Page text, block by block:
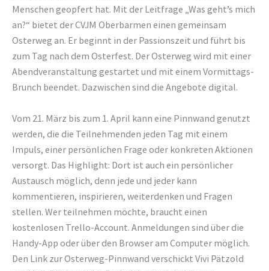
Menschen geopfert hat. Mit der Leitfrage „Was geht’s mich
an?“ bietet der CVJM Oberbarmen einen gemeinsam
Osterweg an. Er beginnt in der Passionszeit und führt bis
zum Tag nach dem Osterfest. Der Osterweg wird mit einer
Abendveranstaltung gestartet und mit einem Vormittags-
Brunch beendet. Dazwischen sind die Angebote digital.
Vom 21. März bis zum 1. April kann eine Pinnwand genutzt
werden, die die Teilnehmenden jeden Tag mit einem
Impuls, einer persönlichen Frage oder konkreten Aktionen
versorgt. Das Highlight: Dort ist auch ein persönlicher
Austausch möglich, denn jede und jeder kann
kommentieren, inspirieren, weiterdenken und Fragen
stellen. Wer teilnehmen möchte, braucht einen
kostenlosen Trello-Account. Anmeldungen sind über die
Handy-App oder über den Browser am Computer möglich.
Den Link zur Osterweg-Pinnwand verschickt Vivi Pätzold